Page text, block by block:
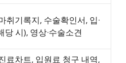
취기록지, 수술확인서, 입·
당 시), 영상·수술소견
료차트, 입원료 청구 내역,